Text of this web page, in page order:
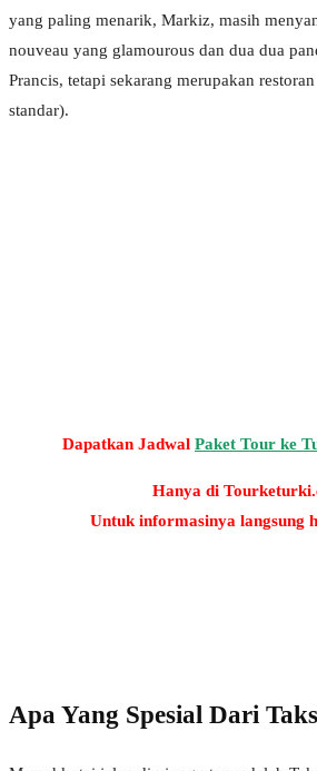
yang paling menarik, Markiz, masih
nouveau yang glamourous dan dua dua
Prancis, tetapi sekarang merupakan
standar).
Dapatkan Jadwal Paket Tour ke
Hanya di
Untuk informasinya langsung
Apa Yang Spesial Dari